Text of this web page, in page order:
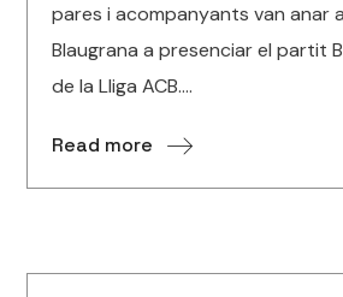
pares i acompanyants van anar
Blaugrana a presenciar el partit
de la Lliga ACB....
Read more